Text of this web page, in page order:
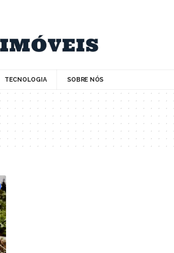
TECNOLOGIA SOBRE NÓS